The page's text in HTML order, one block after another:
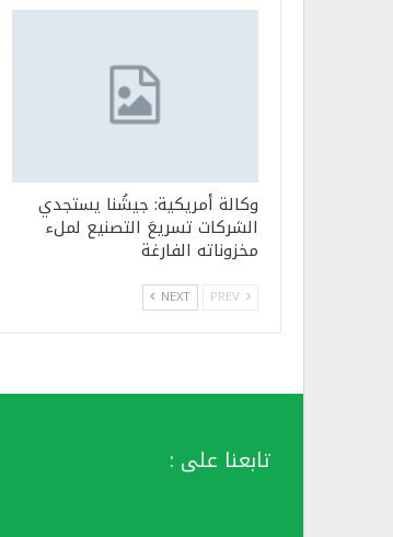
وكالة أمريكية: جيشُنا يستجدي
الشركات تسريعَ التصنيع لملء
مخزوناته الفارغة
NEXT
تابعنا على :